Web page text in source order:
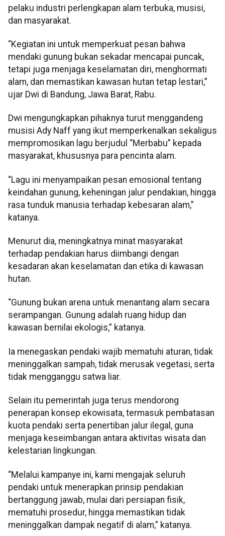
pelaku industri perlengkapan alam terbuka, musisi,
dan masyarakat.
“Kegiatan ini untuk memperkuat pesan bahwa
mendaki gunung bukan sekadar mencapai puncak,
tetapi juga menjaga keselamatan diri, menghormati
alam, dan memastikan kawasan hutan tetap lestari,”
ujar Dwi di Bandung, Jawa Barat, Rabu.
Dwi mengungkapkan pihaknya turut menggandeng
musisi Ady Naff yang ikut memperkenalkan sekaligus
mempromosikan lagu berjudul “Merbabu” kepada
masyarakat, khususnya para pencinta alam.
“Lagu ini menyampaikan pesan emosional tentang
keindahan gunung, keheningan jalur pendakian, hingga
rasa tunduk manusia terhadap kebesaran alam,”
katanya.
Menurut dia, meningkatnya minat masyarakat
terhadap pendakian harus diimbangi dengan
kesadaran akan keselamatan dan etika di kawasan
hutan.
“Gunung bukan arena untuk menantang alam secara
serampangan. Gunung adalah ruang hidup dan
kawasan bernilai ekologis,” katanya.
Ia menegaskan pendaki wajib mematuhi aturan, tidak
meninggalkan sampah, tidak merusak vegetasi, serta
tidak mengganggu satwa liar.
Selain itu pemerintah juga terus mendorong
penerapan konsep ekowisata, termasuk pembatasan
kuota pendaki serta penertiban jalur ilegal, guna
menjaga keseimbangan antara aktivitas wisata dan
kelestarian lingkungan.
“Melalui kampanye ini, kami mengajak seluruh
pendaki untuk menerapkan prinsip pendakian
bertanggung jawab, mulai dari persiapan fisik,
mematuhi prosedur, hingga memastikan tidak
meninggalkan dampak negatif di alam,” katanya.